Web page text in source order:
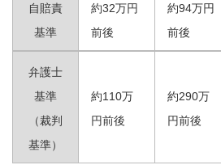
自賠責
基準
約32万円
前後
約94万円
前後
弁護士
基準
（裁判
基準）
約110万
円前後
約290万
円前後